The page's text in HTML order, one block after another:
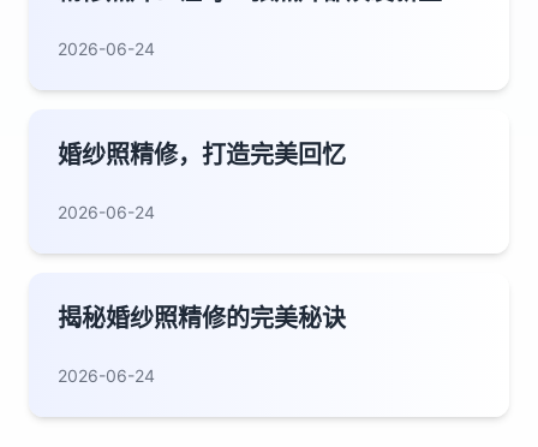
2026-06-24
婚纱照精修，打造完美回忆
2026-06-24
揭秘婚纱照精修的完美秘诀
2026-06-24